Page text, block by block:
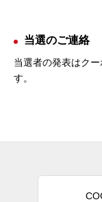
当選のご連絡
当選者の発表はク
す。